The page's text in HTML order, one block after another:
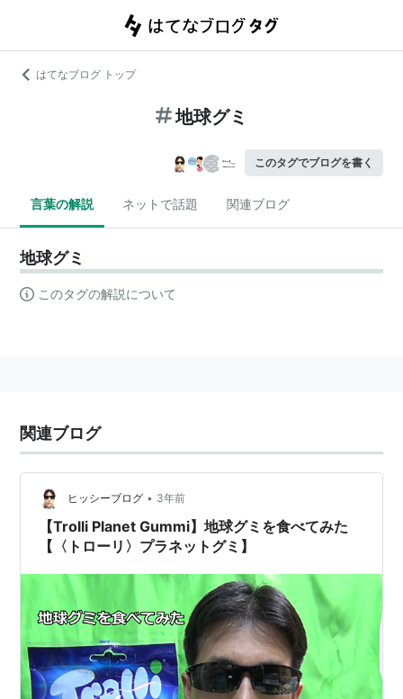
はてなブログ トップ
地球グミ
このタグでブログを書く
言葉の解説 ネットで話題 関連ブログ
地球グミ
このタグの解説について
関連ブログ
ヒッシーブログ • 3年前
【Trolli Planet Gummi】地球グミを食べてみた
【〈トローリ〉プラネットグミ】